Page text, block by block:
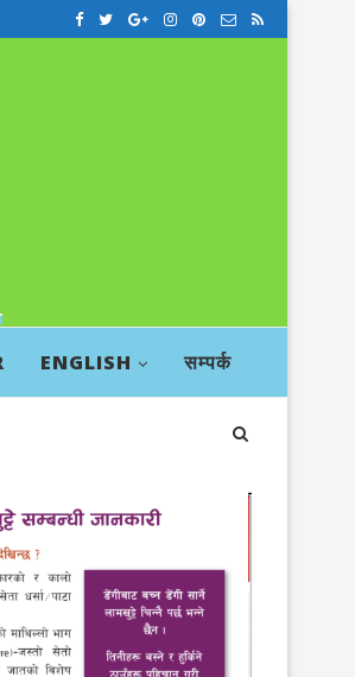
ENGLISH सम्पर्क